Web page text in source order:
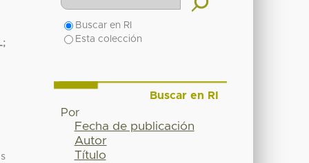
;
Buscar en RI
Esta colección
Buscar en RI
Por
Fecha de publicación
Autor
Título